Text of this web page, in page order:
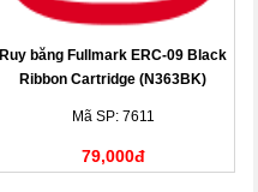
Ruy băng Fullmark ERC-09 Black
Ribbon Cartridge (N363BK)
Mã SP: 7611
79,000đ